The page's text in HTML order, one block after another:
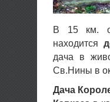
В 15 км.
находится
дача в
Св.Нины в
Дача